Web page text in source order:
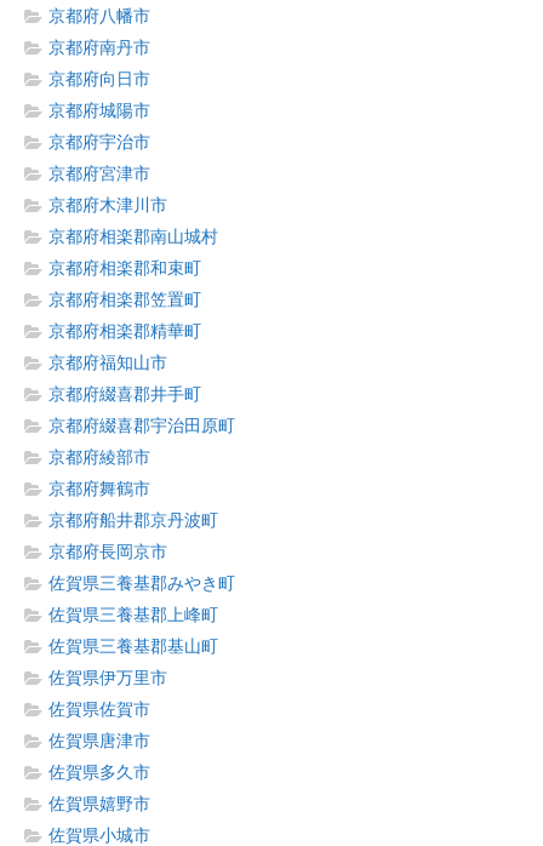
京都府八幡市
京都府南丹市
京都府向日市
京都府城陽市
京都府宇治市
京都府宮津市
京都府木津川市
京都府相楽郡南山城村
京都府相楽郡和束町
京都府相楽郡笠置町
京都府相楽郡精華町
京都府福知山市
京都府綴喜郡井手町
京都府綴喜郡宇治田原町
京都府綾部市
京都府舞鶴市
京都府船井郡京丹波町
京都府長岡京市
佐賀県三養基郡みやき町
佐賀県三養基郡上峰町
佐賀県三養基郡基山町
佐賀県伊万里市
佐賀県佐賀市
佐賀県唐津市
佐賀県多久市
佐賀県嬉野市
佐賀県小城市